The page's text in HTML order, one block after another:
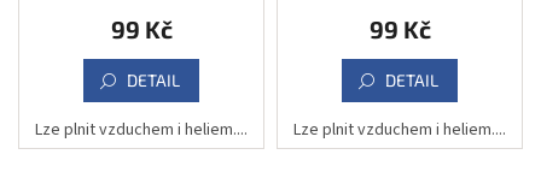
99 Kč
DETAIL
Lze plnit vzduchem i heliem....
99 Kč
DETAIL
Lze plnit vzduchem i heliem....